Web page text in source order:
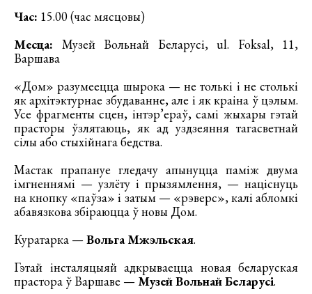
Час: 15.00 (час мясцовы)
Месца: Музей Вольнай Беларусi, ul. Foksal, 11,
Варшава
«Дом» разумеецца шырока — не толькі і не столькі
як архітэктурнае збудаванне, але і як краіна ў цэлым.
Усе фрагменты сцен, інтэр’ераў, самі жыхары гэтай
прасторы ўзлятаюць, як ад уздзеяння тагасветнай
сілы або стыхійнага бедства.
Мастак прапануе гледачу апынуцца паміж двума
імгненнямі — узлёту і прызямлення, — націснуць
на кнопку «паўза» і затым — «рэверс», калі абломкі
абавязкова збіраюцца ў новы Дом.
Куратарка —Вольга Мжэльская.
Гэтай інсталяцыяй адкрываецца новая беларуская
прастора ў Варшаве — Музей Вольнай Беларусi.